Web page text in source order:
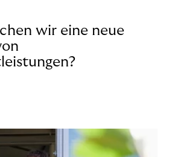
wir eine neue